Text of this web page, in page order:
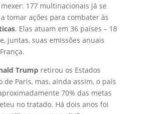
177 multinacionais já se
tomar ações para combater às
. Elas atuam em 36 países – 18
juntas, suas emissões anuais
Trumpretirou os Estados
de Paris, mas, ainda assim, o país
70% das metas
no tratado. Há dois anos foi